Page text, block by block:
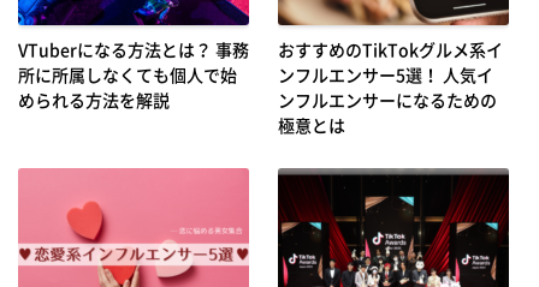
VTuberになる方法とは？ 事務
所に所属しなくても個人で始
められる方法を解説
おすすめのTikTokグルメ系イ
ンフルエンサー5選！ 人気イ
ンフルエンサーになるための
極意とは